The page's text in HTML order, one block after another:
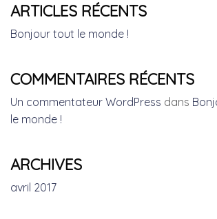
ARTICLES RÉCENTS
Bonjour tout le monde !
COMMENTAIRES RÉCENTS
Un commentateur WordPress dans
le monde !
ARCHIVES
avril 2017